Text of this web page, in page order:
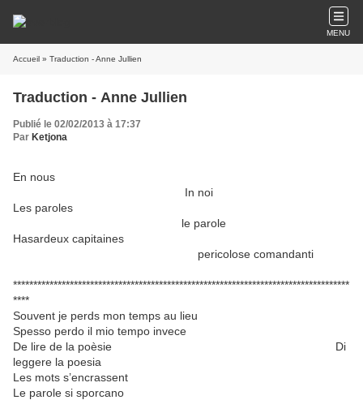
MENU
Accueil » Traduction - Anne Jullien
Traduction - Anne Jullien
Publié le 02/02/2013 à 17:37
Par Ketjona
En nous
In noi
Les paroles
le parole
Hasardeux capitaines
pericolose comandanti
***********************************************************************************
****
Souvent je perds mon temps au lieu
Spesso perdo il mio tempo invece
De lire de la poèsie Di
leggere la poesia
Les mots s’encrassent
Le parole si sporcano